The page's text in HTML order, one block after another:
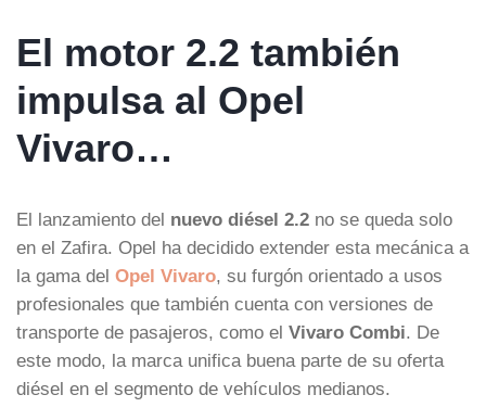
El motor 2.2 también
impulsa al Opel
Vivaro…
El lanzamiento del nuevo diésel 2.2 no se queda solo
en el Zafira. Opel ha decidido extender esta mecánica a
la gama del Opel Vivaro, su furgón orientado a usos
profesionales que también cuenta con versiones de
transporte de pasajeros, como el Vivaro Combi. De
este modo, la marca unifica buena parte de su oferta
diésel en el segmento de vehículos medianos.